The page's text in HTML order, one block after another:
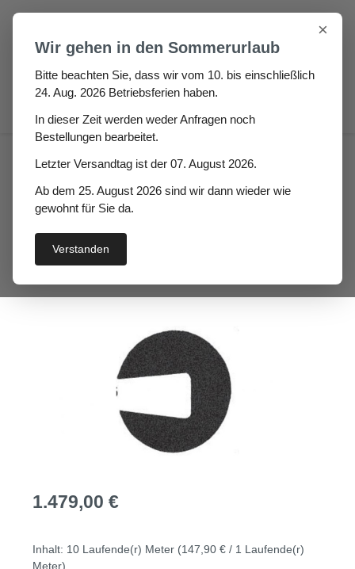
Zum Hauptinhalt springen
Auto / Wohnmobil / Boot
Boot
Kunststoffscheuerleiste
Kumora
Regulärer Preis:
1.479,00 €
Inhalt: 10 Laufende(r) Meter (147,90 € / 1 Laufende(r)
Meter)
×
Wir gehen in den Sommerurlaub
Bitte beachten Sie, dass wir vom 10. bis einschließlich
24. Aug. 2026 Betriebsferien haben.
In dieser Zeit werden weder Anfragen noch
Bestellungen bearbeitet.
Letzter Versandtag ist der 07. August 2026.
Ab dem 25. August 2026 sind wir dann wieder wie
gewohnt für Sie da.
Verstanden